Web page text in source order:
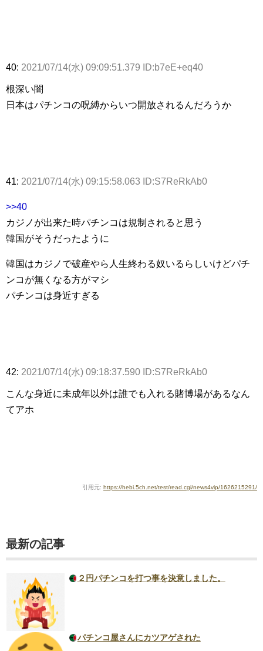
40: 2021/07/14(水) 09:09:51.379 ID:b7eE+eq40
根深い闇
日本はパチンコの呪縛からいつ開放されるんだろうか
41: 2021/07/14(水) 09:15:58.063 ID:S7ReRkAb0
>>40
カジノが出来た時パチンコは規制されると思う
韓国がそうだったように
韓国はカジノで破産やら人生終わる奴いるらしいけどパチ
ンコが無くなる方がマシ
パチンコは身近すぎる
42: 2021/07/14(水) 09:18:37.590 ID:S7ReRkAb0
こんな身近に未成年以外は誰でも入れる賭博場があるなん
てアホ
引用元: https://hebi.5ch.net/test/read.cgi/news4vip/1626215291/
最新の記事
２円パチンコを打つ事を決意しました。
パチンコ屋さんにカツアゲされた